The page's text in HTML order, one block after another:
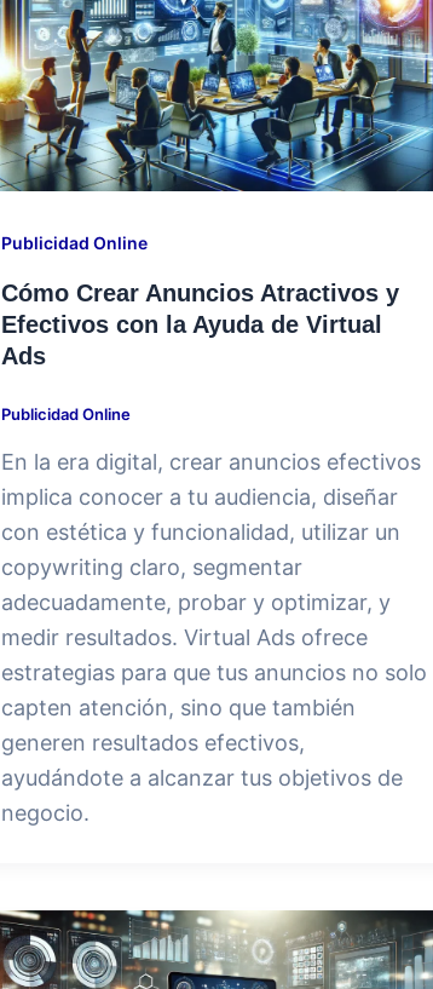
Publicidad Online
Cómo Crear Anuncios Atractivos y
Efectivos con la Ayuda de Virtual
Ads
Publicidad Online
En la era digital, crear anuncios efectivos
implica conocer a tu audiencia, diseñar
con estética y funcionalidad, utilizar un
copywriting claro, segmentar
adecuadamente, probar y optimizar, y
medir resultados. Virtual Ads ofrece
estrategias para que tus anuncios no solo
capten atención, sino que también
generen resultados efectivos,
ayudándote a alcanzar tus objetivos de
negocio.